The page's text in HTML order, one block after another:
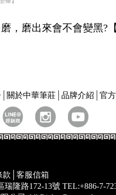
，磨出來會不會變黑?【
│ 關於中華筆莊│ 品牌介紹 官
款
客服信箱
瑞隆路172-13號 TEL:+886-7-